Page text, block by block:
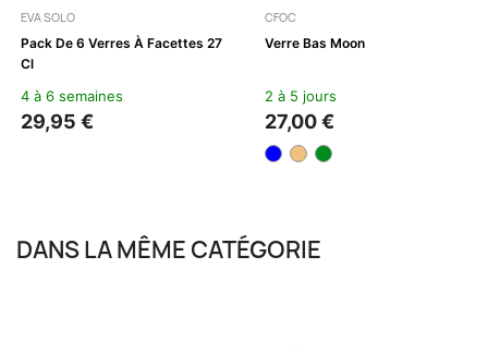
EVA SOLO
Pack De 6 Verres À Facettes 27
Cl
4 à 6 semaines
29,95 €
CFOC
Verre Bas Moon
2 à 5 jours
27,00 €
DANS LA MÊME CATÉGORIE